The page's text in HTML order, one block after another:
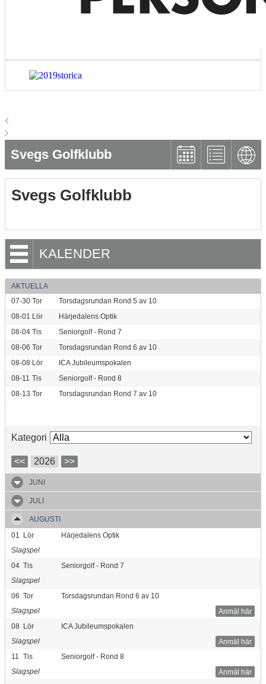
Svegs Golfklubb
Svegs Golfklubb
KALENDER
AKTUELLA
07-30 Tor
Torsdagsrundan Rond 5 av 10
08-01 Lör
Härjedalens Optik
08-04 Tis
Seniorgolf - Rond 7
08-06 Tor
Torsdagsrundan Rond 6 av 10
08-08 Lör
ICA Jubileumspokalen
08-11 Tis
Seniorgolf - Rond 8
08-13 Tor Torsdagsrundan Rond 7 av 10
Kategori
<< 2026 >>
JUNI
JULI
AUGUSTI
01
Lör
Härjedalens Optik
Slagspel
04 Tis
Seniorgolf - Rond 7
Slagspel
06 Tor
Torsdagsrundan Rond 6 av 10
Anmäl här
Slagspel
08 Lör
ICA Jubileumspokalen
Anmäl här
Slagspel
11
Tis
Seniorgolf - Rond 8
Anmäl här
Slagspel